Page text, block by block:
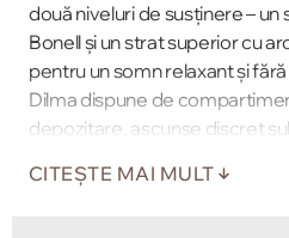
două niveluri de susţinere –
Bonell şi un strat superior cu
pentru un somn relaxant şi
Dilma dispune de
depozitare, ascunse discret
voluminoase.
CITEȘTE MAI MULT